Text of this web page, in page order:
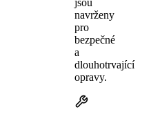
navrženy
pro
bezpečné
a
dlouhotrvající
opravy.